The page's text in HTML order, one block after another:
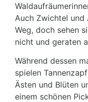
Auch Zwichtel und
Weg, doch sehen
nicht und geraten
Während dessen
spielen
Ästen und Blüten
einem schönen